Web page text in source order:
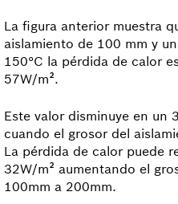
La figura anterior muestra
aislamiento de 100 mm y
150°C la pérdida de calor
57W/m².
Este valor disminuye en un
cuando el grosor del
La pérdida de calor puede
32W/m² aumentando el
100mm a 200mm.